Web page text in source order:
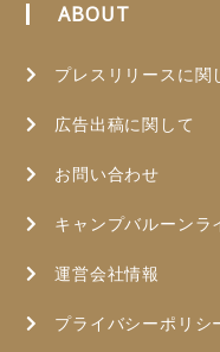
ABOUT
プレスリリースに関
広告出稿に関して
お問い合わせ
キャンプバルーンラ
運営会社情報
プライバシーポリシ